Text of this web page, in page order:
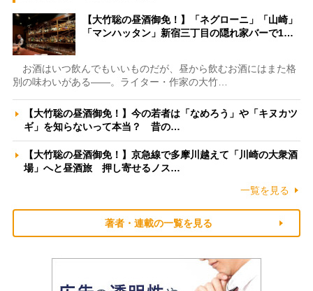
【大竹聡の昼酒御免！】「ネグローニ」「山崎」
「マンハッタン」新宿三丁目の隠れ家バーで1…
お酒はいつ飲んでもいいものだが、昼から飲むお酒にはまた格
別の味わいがある――。ライター・作家の大竹…
【大竹聡の昼酒御免！】今の若者は「なめろう」や「キヌカツ
ギ」を知らないって本当？ 昔の…
【大竹聡の昼酒御免！】京急線で多摩川越えて「川崎の大衆酒
場」へと昼酒旅 押し寄せるノス…
一覧を見る
著者・連載の一覧を見る